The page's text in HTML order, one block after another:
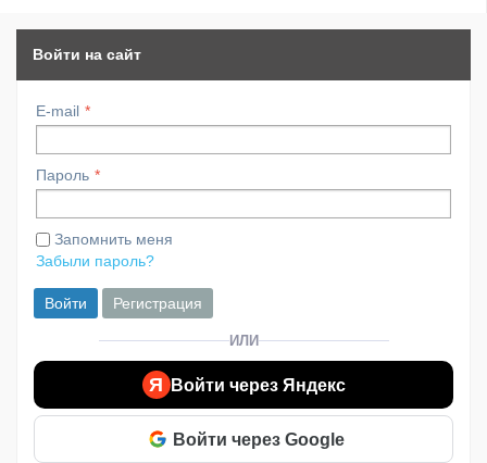
Войти на сайт
E-mail
Пароль
Запомнить меня
Забыли пароль?
Войти Регистрация
ИЛИ
Я Войти через Яндекс
Войти через Google